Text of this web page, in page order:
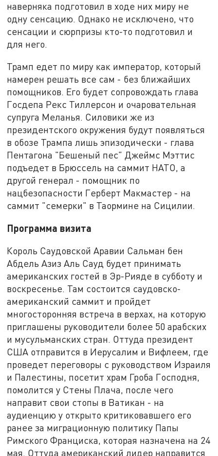
наверняка подготовил в ходе них миру не
одну сенсацию. Однако не исключено, что
сенсации и сюрпризы кто-то подготовил и
для него.
Трамп едет по миру как император, который
намерен решать все сам - без ближайших
помощников. Его будет сопровождать глава
Госдепа Рекс Тиллерсон и очаровательная
супруга Меланья. Силовики же из
президентского окружения будут появляться
в обозе Трампа лишь эпизодически - глава
Пентагона "Бешеный пес" Джеймс Мэттис
подъедет в Брюссель на саммит НАТО, а
другой генерал - помощник по
нацбезопасности Герберт Макмастер - на
саммит "семерки" в Таормине на Сицилии.
Программа визита
Король Саудовской Аравии Сальман бен
Абдель Азиз Аль Сауд будет принимать
американских гостей в Эр-Рияде в субботу и
воскресенье. Там состоится саудовско-
американский саммит и пройдет
многосторонняя встреча в верхах, на которую
приглашены руководители более 50 арабских
и мусульманских стран. Оттуда президент
США отправится в Иерусалим и Вифлеем, где
проведет переговоры с руководством Израиля
и Палестины, посетит храм Гроба Господня,
помолится у Стены Плача, после чего
направит свои стопы в Ватикан - на
аудиенцию у открыто критиковавшего его
ранее за миграционную политику Папы
Римского Франциска, которая назначена на 24
мая. Оттуда американский лидер направится